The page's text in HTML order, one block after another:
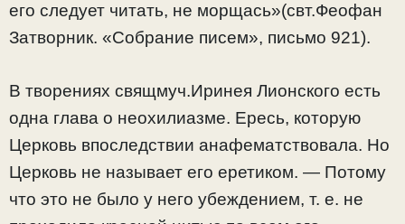
его следует читать, не морщась»(свт.Феофан
Затворник. «Собрание писем», письмо 921).
В творениях свящмуч.Иринея Лионского есть
одна глава о неохилиазме. Ересь, которую
Церковь впоследствии анафематствовала. Но
Церковь не называет его еретиком. — Потому
что это не было у него убеждением, т. е. не